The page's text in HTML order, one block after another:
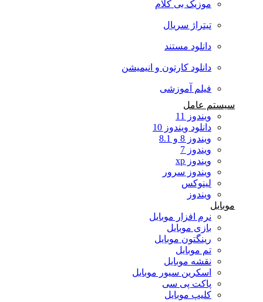
موزیک بی کلام
تیتراژ سریال
دانلود مستند
دانلود کارتون و انیمیشن
فیلم آموزشی
سیستم عامل
ویندوز 11
دانلود ویندوز 10
ویندوز 8 و 8.1
ویندوز 7
ویندوز xp
ویندوز سرور
لینوکس
ویندوز
موبایل
نرم افزار موبایل
بازی موبایل
رینگتون موبایل
تم موبایل
نقشه موبایل
اسکرین سیور موبایل
پاکت پی سی
کلیپ موبایل